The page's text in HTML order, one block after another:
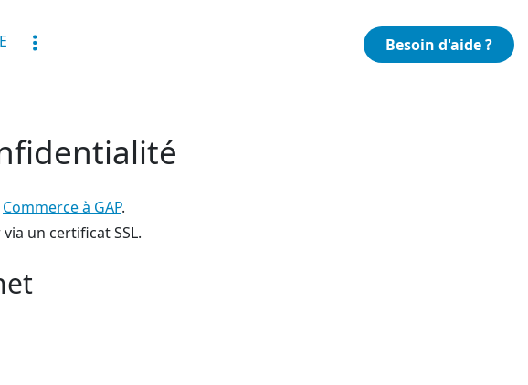
Besoin d'aide ?
Commerce à GAP.
un certificat SSL.